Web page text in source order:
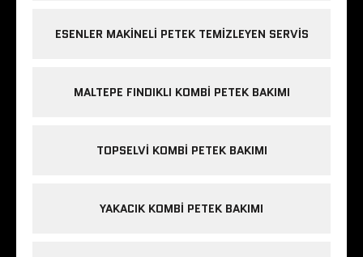
ESENLER MAKINELI PETEK TEMIZLEYEN SERVIS
MALTEPE FINDIKLI KOMBI PETEK BAKIMI
TOPSELVI KOMBI PETEK BAKIMI
YAKACIK KOMBI PETEK BAKIMI